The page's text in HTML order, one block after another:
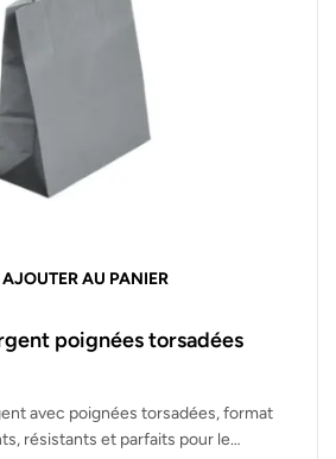
AJOUTER AU PANIER
poignées torsadées
avec poignées torsadées, format
résistants et parfaits pour le